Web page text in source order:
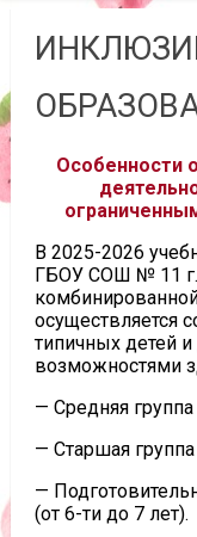
Особенности
В 2025-2026
ГБОУ СОШ № 11 г.
осуществляется
типичных детей
возможностями
— Средняя
— Старшая
—
(от 6-ти до 7 лет).